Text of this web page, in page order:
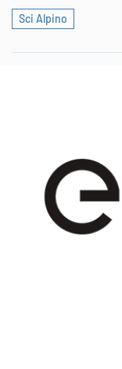
Sci Alpino